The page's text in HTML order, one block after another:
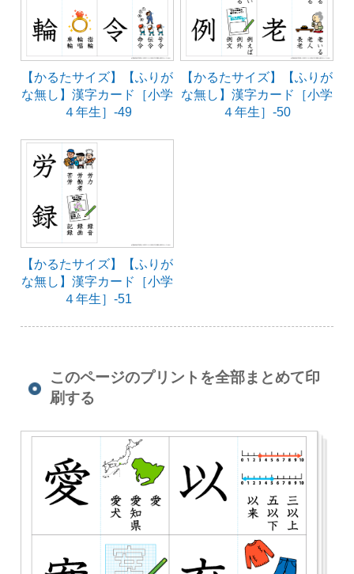
【かるたサイズ】【ふりが
な無し】漢字カード［小学
４年生］-49
【かるたサイズ】【ふりが
な無し】漢字カード［小学
４年生］-50
【かるたサイズ】【ふりが
な無し】漢字カード［小学
４年生］-51
このページのプリントを全部まとめて印
刷する